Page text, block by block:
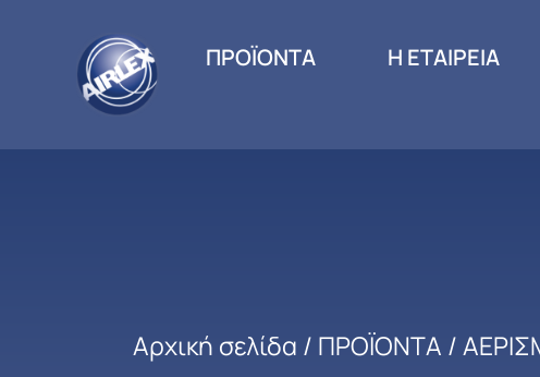
ΠΡΟΪΟΝΤΑ Η ΕΤΑΙΡΕΙΑ
Αρχική σελίδα / ΠΡΟΪΟΝΤΑ /